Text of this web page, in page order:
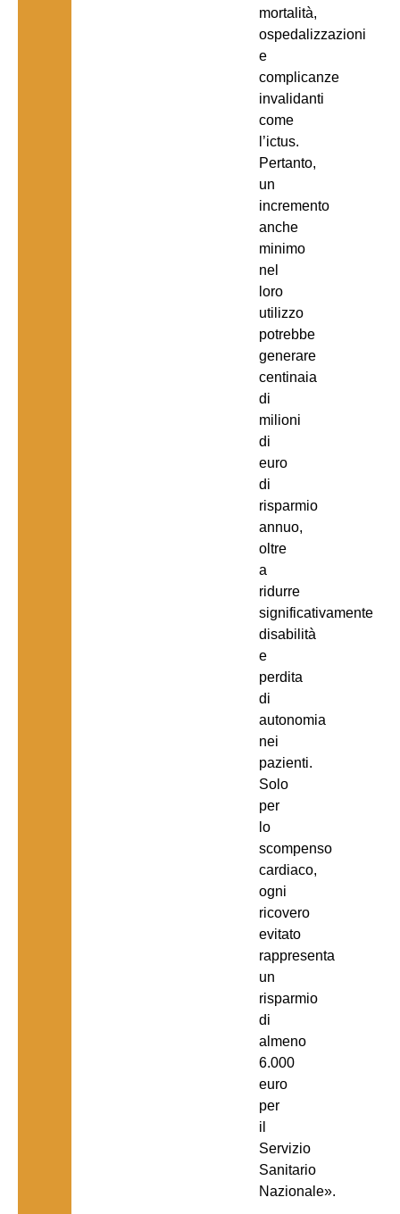
mortalità,
ospedalizzazioni
e
complicanze
invalidanti
come
l’ictus.
Pertanto,
un
incremento
anche
minimo
nel
loro
utilizzo
potrebbe
generare
centinaia
di
milioni
di
euro
di
risparmio
annuo,
oltre
a
ridurre
significativamente
disabilità
e
perdita
di
autonomia
nei
pazienti.
Solo
per
lo
scompenso
cardiaco,
ogni
ricovero
evitato
rappresenta
un
risparmio
di
almeno
6.000
euro
per
il
Servizio
Sanitario
Nazionale».